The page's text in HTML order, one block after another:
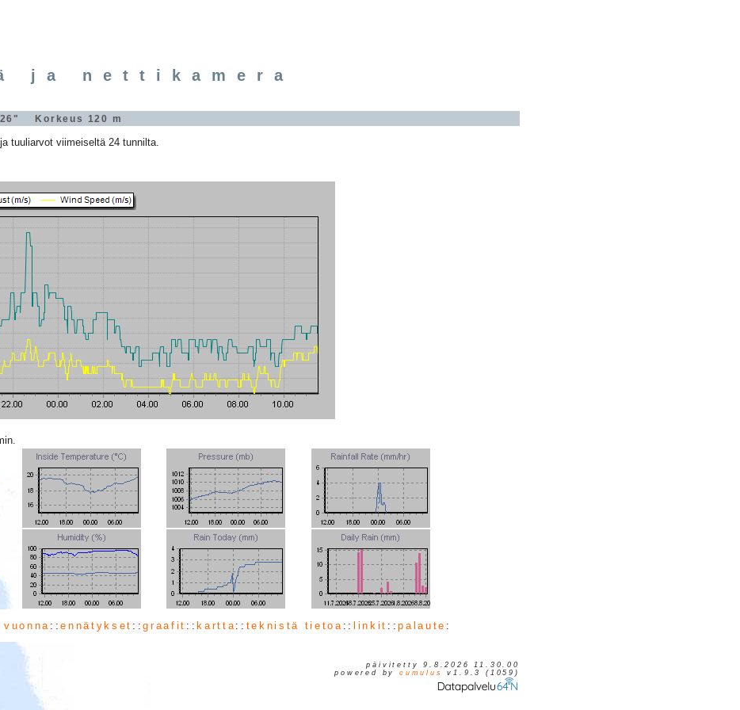
ja nettikamera
Korkeus 120 m
tuuliarvot viimeiseltä 24 tunnilta.
::ennätykset ::graafit :: kartta:: teknistä tietoa :: linkit ::palaute :
päivitetty 9.8.2026 11.30.00
powered by cumulus v1.9.3 (1059)